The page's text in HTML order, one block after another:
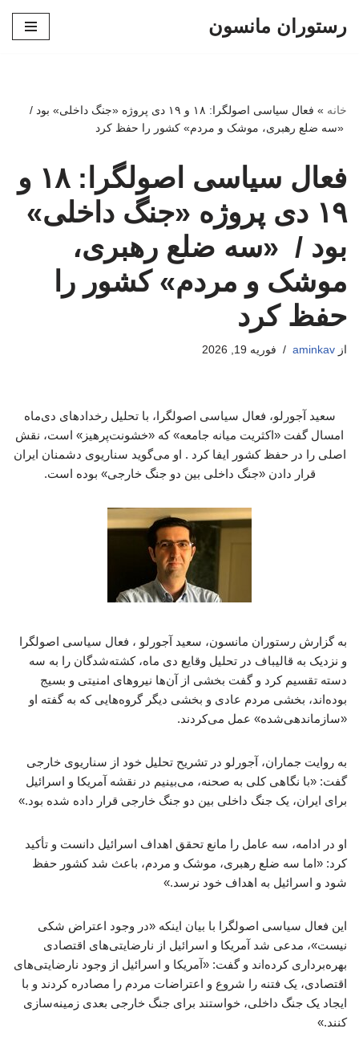
رستوران مانسون
خانه »
فعال سیاسی اصولگرا: ۱۸ و ۱۹ دی پروژه «جنگ داخلی» بود /
«سه ضلع رهبری، موشک و مردم» کشور را حفظ کرد
فعال سیاسی اصولگرا: ۱۸ و
۱۹ دی پروژه «جنگ داخلی»
بود / «سه ضلع رهبری،
موشک و مردم» کشور را
حفظ کرد
از aminkav فوریه 19, 2026
سعید آجورلو، فعال سیاسی اصولگرا، با تحلیل رخدادهای دی‌ماه
امسال گفت «اکثریت میانه جامعه» که «خشونت‌پرهیز» است، نقش
اصلی را در حفظ کشور ایفا کرد . او می‌گوید سناریوی دشمنان ایران
قرار دادن «جنگ داخلی بین دو جنگ خارجی» بوده است.
به گزارش رستوران مانسون، سعید آجورلو ، فعال سیاسی اصولگرا
و نزدیک به قالیباف در تحلیل وقایع دی ماه، کشته‌شدگان را به سه
دسته تقسیم کرد و گفت بخشی از آن‌ها نیروهای امنیتی و بسیج
بوده‌اند، بخشی مردم عادی و بخشی دیگر گروه‌هایی که به گفته او
«سازماندهی‌شده» عمل می‌کردند.
به روایت جماران، آجورلو در تشریح تحلیل خود از سناریوی خارجی
گفت: «با نگاهی کلی به صحنه، می‌بینیم در نقشه آمریکا و اسرائیل
برای ایران، یک جنگ داخلی بین دو جنگ خارجی قرار داده شده بود.»
او در ادامه، سه عامل را مانع تحقق اهداف اسرائیل دانست و تأکید
کرد: «اما سه ضلع رهبری، موشک و مردم، باعث شد کشور حفظ
شود و اسرائیل به اهداف خود نرسد.»
این فعال سیاسی اصولگرا با بیان اینکه «در وجود اعتراض شکی
نیست»، مدعی شد آمریکا و اسرائیل از نارضایتی‌های اقتصادی
بهره‌برداری کرده‌اند و گفت: «آمریکا و اسرائیل از وجود نارضایتی‌های
اقتصادی، یک فتنه را شروع و اعتراضات مردم را مصادره کردند و با
ایجاد یک جنگ داخلی، خواستند برای جنگ خارجی بعدی زمینه‌سازی
کنند.»